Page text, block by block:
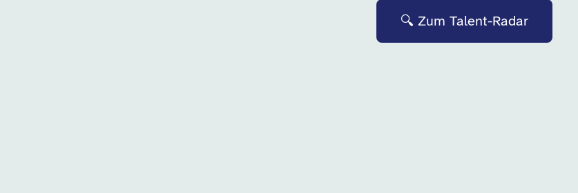
🔍 Zum Talent-Radar